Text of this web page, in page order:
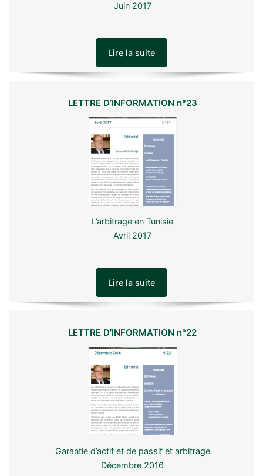
Juin 2017
Lire la suite
LETTRE D’INFORMATION n°23
L’arbitrage en Tunisie
Avril 2017
Lire la suite
LETTRE D’INFORMATION n°22
Garantie d’actif et de passif et arbitrage
Décembre 2016